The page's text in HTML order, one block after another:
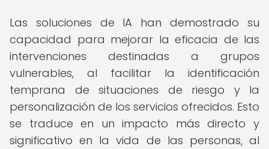
Las soluciones de IA han demostrado su
capacidad para mejorar la eficacia de las
intervenciones destinadas a grupos
vulnerables, al facilitar la identificación
temprana de situaciones de riesgo y la
personalización de los servicios ofrecidos. Esto
se traduce en un impacto más directo y
significativo en la vida de las personas, al